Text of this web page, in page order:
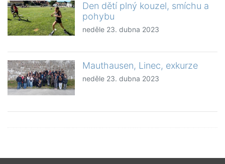
Den dětí plný kouzel, smíchu a
pohybu
neděle 23. dubna 2023
Mauthausen, Linec, exkurze
neděle 23. dubna 2023